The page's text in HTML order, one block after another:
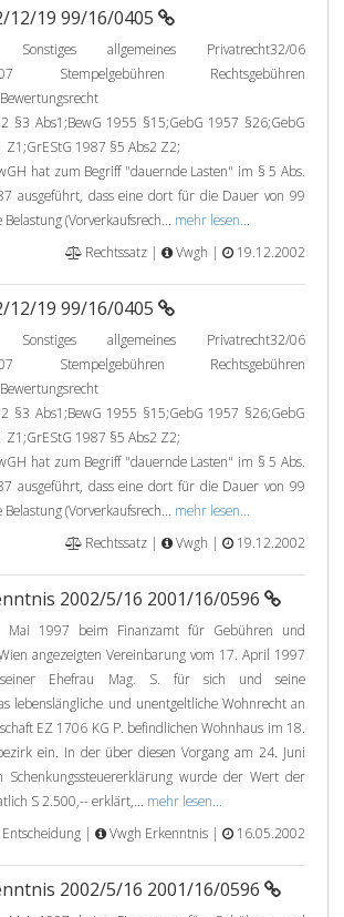
12/19 99/16/0405
allgemeines Privatrecht32/06
07 Stempelgebühren Rechtsgebühren
§3 Abs1;BewG 1955 §15;GebG 1957 §26;GebG
Z1;GrEStG 1987 §5 Abs2 Z2;
hat zum Begriff "dauernde Lasten" im § 5 Abs.
ausgeführt, dass eine dort für die Dauer von 99
(Vorverkaufsrech... mehr lesen...
Rechtssatz |
Vwgh | 19.12.2002
12/19 99/16/0405
allgemeines Privatrecht32/06
07 Stempelgebühren Rechtsgebühren
§3 Abs1;BewG 1955 §15;GebG 1957 §26;GebG
Z1;GrEStG 1987 §5 Abs2 Z2;
hat zum Begriff "dauernde Lasten" im § 5 Abs.
ausgeführt, dass eine dort für die Dauer von 99
(Vorverkaufsrech... mehr lesen...
Rechtssatz |
Vwgh | 19.12.2002
2002/5/16 2001/16/0596
1997 beim Finanzamt für Gebühren und
angezeigten Vereinbarung vom 17. April 1997
Ehefrau Mag. S. für sich und seine
lebenslängliche und unentgeltliche Wohnrecht an
EZ 1706 KG P. befindlichen Wohnhaus im 18.
ein. In der über diesen Vorgang am 24. Juni
Schenkungssteuererklärung wurde der Wert der
S 2.500,-- erklärt,... mehr lesen...
Entscheidung |
Vwgh Erkenntnis | 16.05.2002
2002/5/16 2001/16/0596